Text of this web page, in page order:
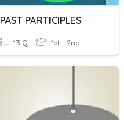
PAST PARTICIPLES
13 Q 1st - 2nd